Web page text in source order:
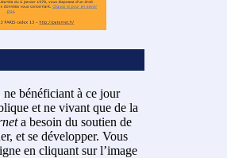
bénéficiant à ce jour
et ne vivant que de la
a besoin du soutien de
et se développer. Vous
en cliquant sur l’image